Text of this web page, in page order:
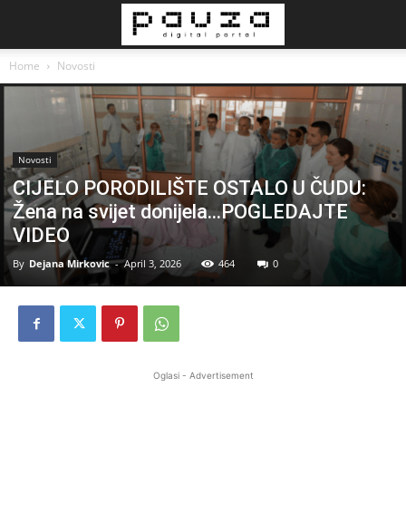
Home Novosti
Novosti
CIJELO PORODILIŠTE OSTALO U ČUDU:
Žena na svijet donijela…POGLEDAJTE
VIDEO
By Dejana Mirkovic - April 3, 2026 464 0
Oglasi - Advertisement